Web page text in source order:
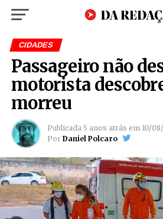
CIDADES
Passageiro não
motorista
morreu
Publicada 5 anos atrás em 10/
Por Daniel Polcaro